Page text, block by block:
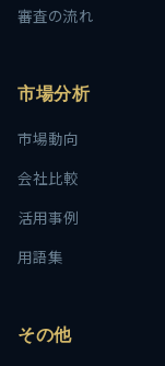
審査の流れ
市場分析
市場動向
会社比較
活用事例
用語集
その他